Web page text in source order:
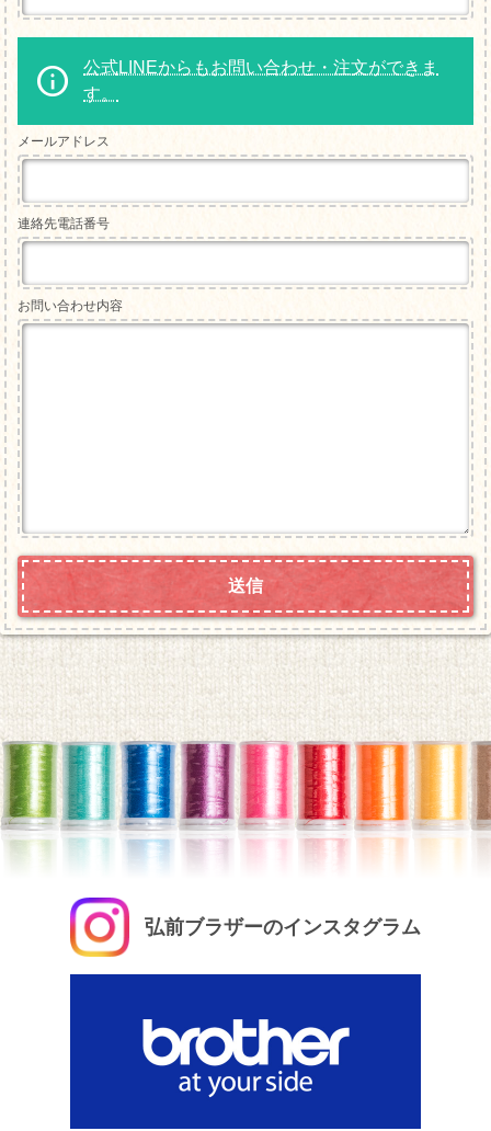
公式LINEからもお問い合わせ・注文ができま
す。
メールアドレス
連絡先電話番号
お問い合わせ内容
弘前ブラザーのインスタグラム